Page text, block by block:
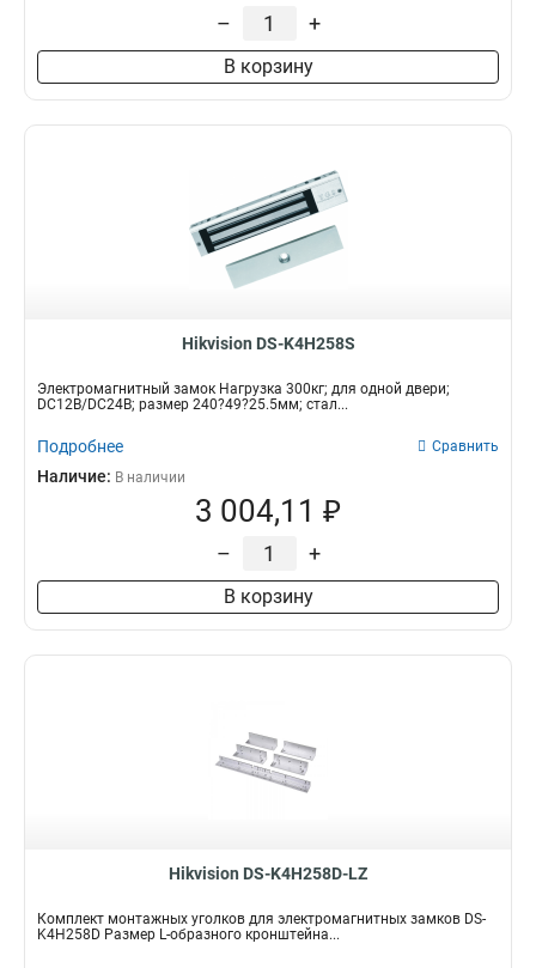
– +
В корзину
Hikvision DS-K4H258S
Электромагнитный замок Нагрузка 300кг; для одной двери;
DC12В/DC24В; размер 240?49?25.5мм; стал...
Подробнее Сравнить
Наличие: В наличии
3 004,11 ₽
– +
В корзину
Hikvision DS-K4H258D-LZ
Комплект монтажных уголков для электромагнитных замков DS-
K4H258D Размер L-образного кронштейна...